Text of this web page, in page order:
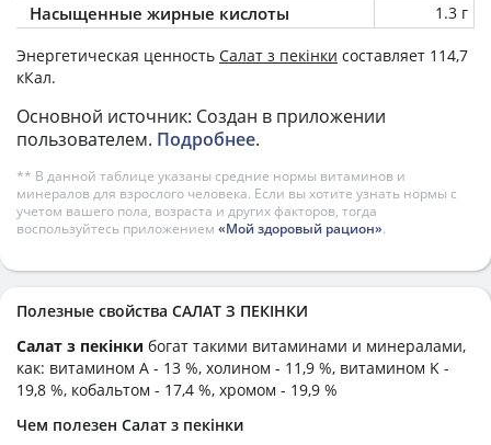
Насыщенные жирные кислоты 1.3 г
Энергетическая ценность Салат з пекінки составляет 114,7
кКал.
Основной источник: Создан в приложении
пользователем. Подробнее.
** В данной таблице указаны средние нормы витаминов и
минералов для взрослого человека. Если вы хотите узнать нормы с
учетом вашего пола, возраста и других факторов, тогда
воспользуйтесь приложением «Мой здоровый рацион».
Полезные свойства САЛАТ З ПЕКІНКИ
Салат з пекінки богат такими витаминами и минералами,
как: витамином А - 13 %, холином - 11,9 %, витамином K -
19,8 %, кобальтом - 17,4 %, хромом - 19,9 %
Чем полезен Салат з пекінки